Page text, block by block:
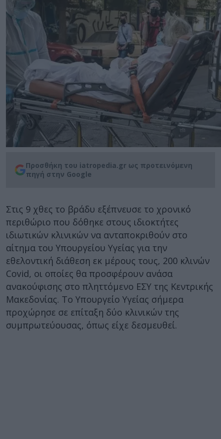
Προσθήκη του iatropedia.gr ως προτεινόμενη
πηγή στην Google
Στις 9 χθες το βράδυ εξέπνευσε το χρονικό
περιθώριο που δόθηκε στους ιδιοκτήτες
ιδιωτικών κλινικών να ανταποκριθούν στο
αίτημα του Υπουργείου Υγείας για την
εθελοντική διάθεση εκ μέρους τους, 200 κλινών
Covid, οι οποίες θα προσφέρουν ανάσα
ανακούφισης στο πληττόμενο ΕΣΥ της Κεντρικής
Μακεδονίας. Το Υπουργείο Υγείας σήμερα
προχώρησε σε επίταξη δύο κλινικών της
συμπρωτεύουσας, όπως είχε δεσμευθεί.